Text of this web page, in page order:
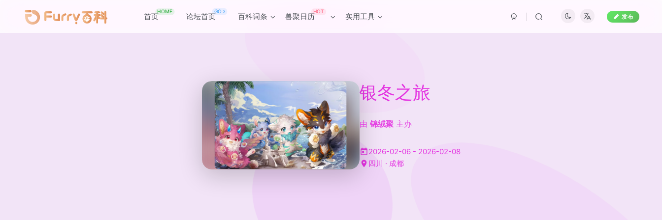
首页
HOME
论坛首页GO 百科词条 兽聚日历
HOT
实用工具 发布
银冬之旅
由 锦绒聚 主办
2026-02-06 - 2026-02-08
四川 · 成都